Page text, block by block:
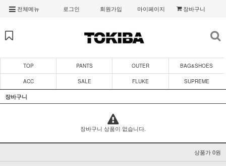
전체메뉴 로그인 회원가입 마이페이지 장바구니
TOP PANTS OUTER BAG&SHOES
ACC SALE FLUKE SUPREME
장바구니
장바구니 상품이 없습니다.
상품가 0원